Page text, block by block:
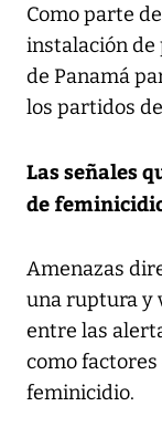
Como parte
instalación de
de Panamá
los partidos
Las señales
de
Amenazas
una ruptura y
entre las
como factores
feminicidio.